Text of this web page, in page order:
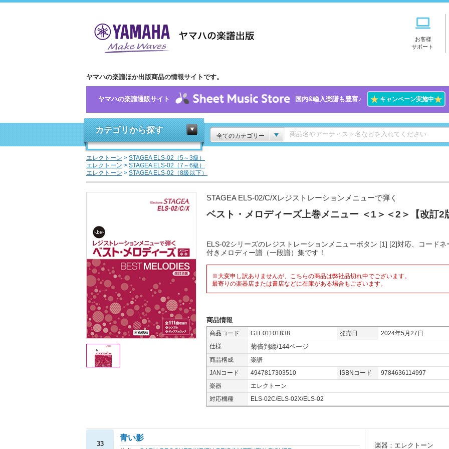
お客様
サポート
ヤマハの楽譜ほか出版商品の情報サイトです。
ヤマハの楽譜通販サイト 国内&輸入楽譜も豊富♪ ★キャンペーン実施中★
カテゴリから探す
全てのカテゴリー
エレクトーン > STAGEA ELS-02（5～3級）
エレクトーン > STAGEA ELS-02（7～6級）
エレクトーン > STAGEA ELS-02（8級以下）
STAGEA ELS-02/C/Xレジストレーションメニューで弾く
ベスト・メロディーズ上巻メニュー ＜1＞＜2＞【改訂2
ELS-02シリーズのレジストレーションメニューボタン [1] [2]対応、コードネ
付きメロディー譜（一段譜）集です！
※大変申し訳ありませんが、こちらの商品は弊社品切れ中でございます。
最寄りの楽器店または書店などに在庫がある場合もございます。
商品情報
商品コード GTE01101838 発売日
2024年5月27日
仕様
菊倍判縦/144ページ
商品構成
楽譜
JANコード
4947817303510 ISBNコード
9784636114997
楽器
エレクトーン
対応機種
ELS-02C/ELS-02X/ELS-02
33
青い影
楽器：エレクトーン